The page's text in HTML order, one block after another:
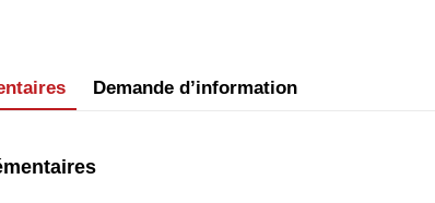
Demande d’information